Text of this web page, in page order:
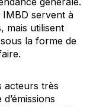
IMBD servent à
mais utilisent
la forme de
acteurs très